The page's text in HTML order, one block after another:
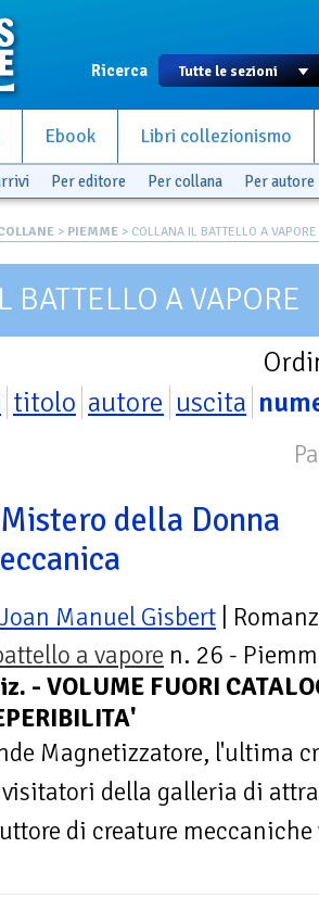
Ricerca
Ebook Libri collezionismo
Per editore Per collana Per autore
> PIEMME > COLLANA IL BATTELLO A VAPORE
BATTELLO A VAPORE
titolo autore uscita
della Donna
Joan Manuel Gisbert |
a vapore n. 26 -
- VOLUME FUORI
Magnetizzatore, l'ultima
della galleria di
di creature meccaniche